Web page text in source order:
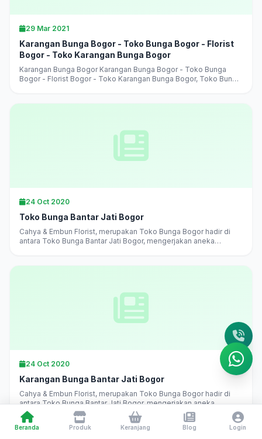
29 Mar 2021
Karangan Bunga Bogor - Toko Bunga Bogor - Florist
Bogor - Toko Karangan Bunga Bogor
Karangan Bunga Bogor Karangan Bunga Bogor - Toko Bunga
Bogor - Florist Bogor - Toko Karangan Bunga Bogor, Toko Bunga
24 Oct 2020
Toko Bunga Bantar Jati Bogor
Cahya & Embun Florist, merupakan Toko Bunga Bogor hadir di
antara Toko Bunga Bantar Jati Bogor, mengerjakan aneka
24 Oct 2020
Karangan Bunga Bantar Jati Bogor
Cahya & Embun Florist, merupakan Toko Bunga Bogor hadir di
antara Toko Bunga Bantar Jati Bogor, mengerjakan aneka
karangan bunga di Bogor langsung, melayani pesan antar
daerah...
Beranda Produk Keranjang Blog Login